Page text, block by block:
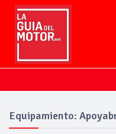
Equipamiento: